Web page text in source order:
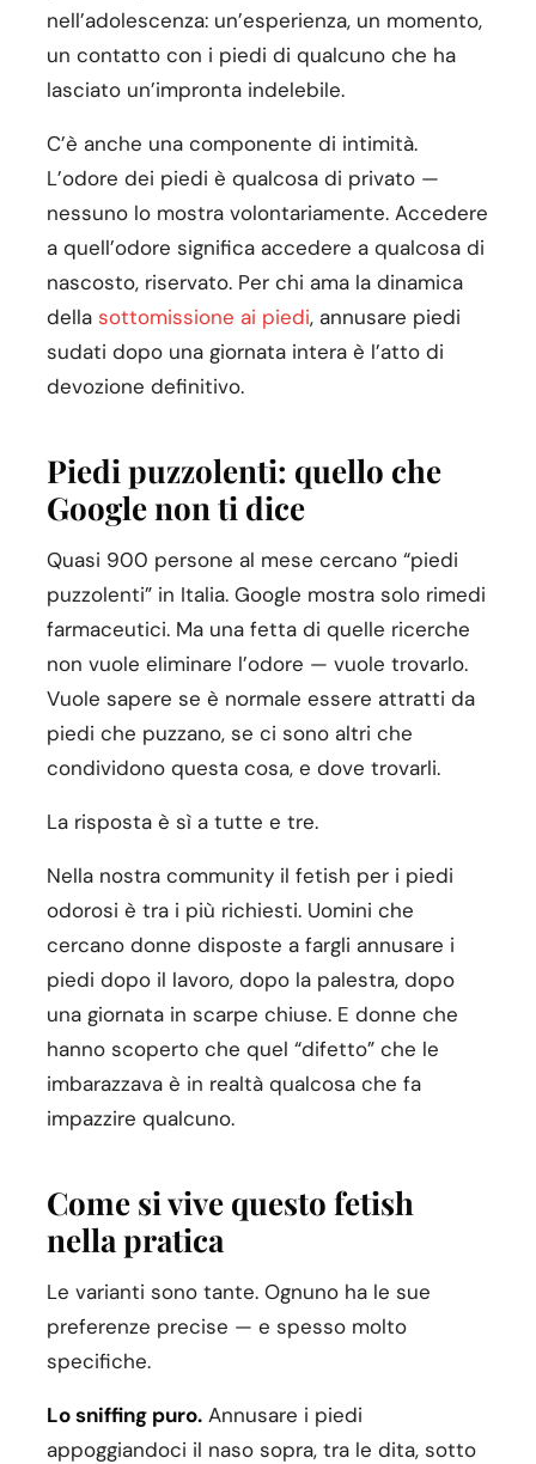
nell’adolescenza: un’esperienza, un momento,
un contatto con i piedi di qualcuno che ha
lasciato un’impronta indelebile.
C’è anche una componente di intimità.
L’odore dei piedi è qualcosa di privato —
nessuno lo mostra volontariamente. Accedere
a quell’odore significa accedere a qualcosa di
nascosto, riservato. Per chi ama la dinamica
della sottomissione ai piedi, annusare piedi
sudati dopo una giornata intera è l’atto di
devozione definitivo.
Piedi puzzolenti: quello che
Google non ti dice
Quasi 900 persone al mese cercano “piedi
puzzolenti” in Italia. Google mostra solo rimedi
farmaceutici. Ma una fetta di quelle ricerche
non vuole eliminare l’odore — vuole trovarlo.
Vuole sapere se è normale essere attratti da
piedi che puzzano, se ci sono altri che
condividono questa cosa, e dove trovarli.
La risposta è sì a tutte e tre.
Nella nostra community il fetish per i piedi
odorosi è tra i più richiesti. Uomini che
cercano donne disposte a fargli annusare i
piedi dopo il lavoro, dopo la palestra, dopo
una giornata in scarpe chiuse. E donne che
hanno scoperto che quel “difetto” che le
imbarazzava è in realtà qualcosa che fa
impazzire qualcuno.
Come si vive questo fetish
nella pratica
Le varianti sono tante. Ognuno ha le sue
preferenze precise — e spesso molto
specifiche.
Lo sniffing puro.Annusare i piedi
appoggiandoci il naso sopra, tra le dita, sotto